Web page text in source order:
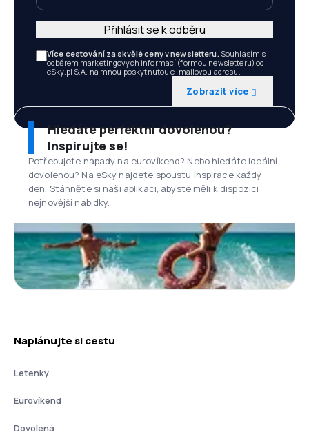
Více cestování za skvělé ceny v newsletteru. Souhlasím s
odběrem marketingových informací (formou newsletteru) od
eSky.pl S.A. na mnou poskytnutou e-mailovou adresu.
Zobrazit více
Přihlásit se k odběru
Hledáte perfektní dovolenou?
Inspirujte se!
Potřebujete nápady na eurovíkend? Nebo hledáte ideální
dovolenou? Na eSky najdete spoustu inspirace každý
den. Stáhněte si naši aplikaci, abyste měli k dispozici
nejnovější nabídky.
Naplánujte si cestu
Letenky
Eurovíkend
Dovolená